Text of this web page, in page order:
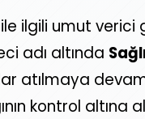
ile ilgili umut
adı altında
atılmaya devam
kontrol altına